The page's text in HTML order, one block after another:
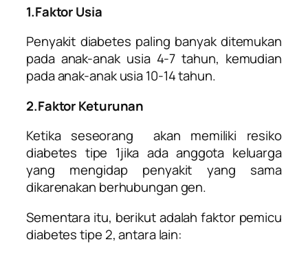
1.Faktor Usia
Penyakit diabetes paling banyak ditemukan
pada anak-anak usia 4-7 tahun, kemudian
pada anak-anak usia 10-14 tahun.
2.Faktor Keturunan
Ketika seseorang akan memiliki resiko
diabetes tipe 1jika ada anggota keluarga
yang mengidap penyakit yang sama
dikarenakan berhubungan gen.
Sementara itu, berikut adalah faktor pemicu
diabetes tipe 2, antara lain: